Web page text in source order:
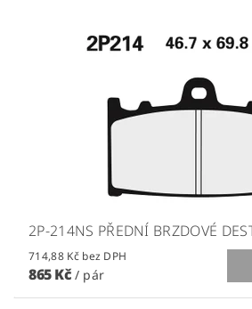
2P-214NS PŘEDNÍ BRZDOVÉ
714,88 Kč bez DPH
865 Kč / pár